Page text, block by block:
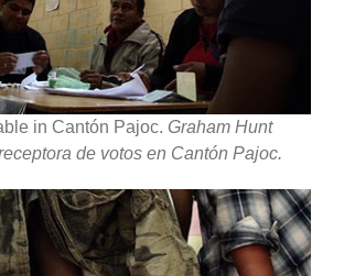
in Cantón Pajoc. Graham Hunt
de votos en Cantón Pajoc.